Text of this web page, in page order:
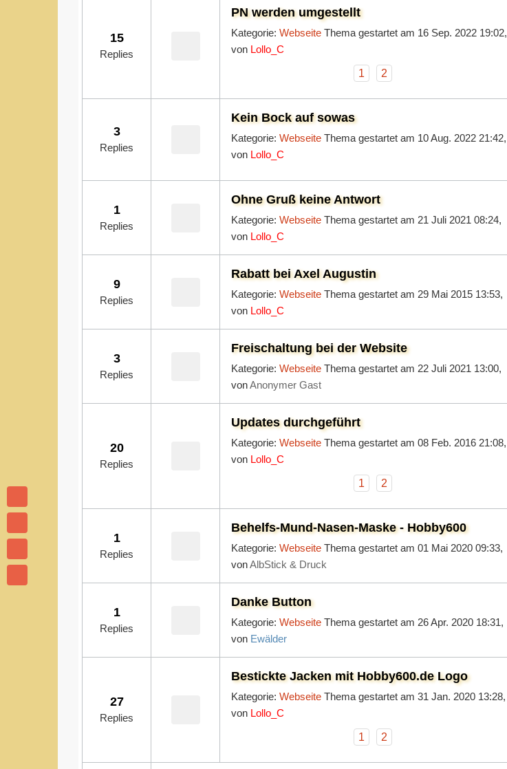
15
Replies
PN werden umgestellt
Kategorie: Webseite Thema gestartet am 16 Sep. 2022 19:02,
von Lollo_C
1 2
3
Replies
Kein Bock auf sowas
Kategorie: Webseite Thema gestartet am 10 Aug. 2022 21:42,
von Lollo_C
1
Replies
Ohne Gruß keine Antwort
Kategorie: Webseite Thema gestartet am 21 Juli 2021 08:24,
von Lollo_C
9
Replies
Rabatt bei Axel Augustin
Kategorie: Webseite Thema gestartet am 29 Mai 2015 13:53,
von Lollo_C
3
Replies
Freischaltung bei der Website
Kategorie: Webseite Thema gestartet am 22 Juli 2021 13:00,
vonAnonymer Gast
20
Replies
Updates durchgeführt
Kategorie: Webseite Thema gestartet am 08 Feb. 2016 21:08,
von Lollo_C
1 2
1
Replies
Behelfs-Mund-Nasen-Maske - Hobby600
Kategorie: Webseite Thema gestartet am 01 Mai 2020 09:33,
vonAlbStick & Druck
1
Replies
Danke Button
Kategorie: Webseite Thema gestartet am 26 Apr. 2020 18:31,
von Ewälder
27
Replies
Bestickte Jacken mit Hobby600.de Logo
Kategorie: Webseite Thema gestartet am 31 Jan. 2020 13:28,
von Lollo_C
1 2